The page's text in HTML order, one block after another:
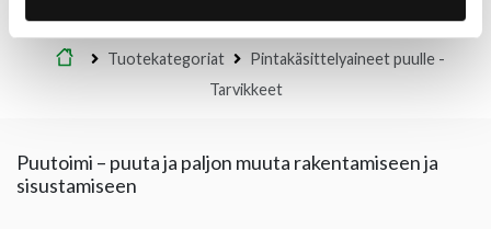
Etusivu
Tuotekategoriat
Pintakäsittelyaineet puulle -
Tarvikkeet
Puutoimi – puuta ja paljon muuta rakentamiseen ja
sisustamiseen